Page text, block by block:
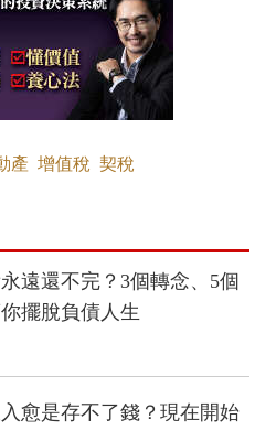
產 增值稅 契稅
遠還不完？3個轉念、5個
擺脫負債人生
愈是存不了錢？現在開始